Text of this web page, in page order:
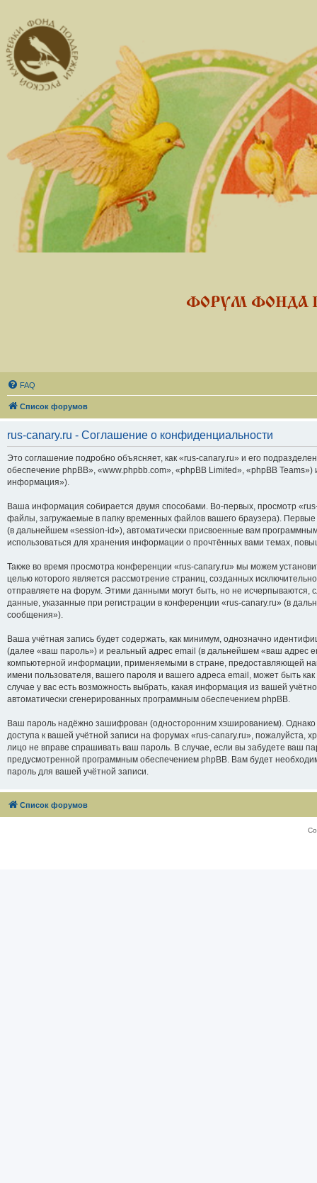
ФОРУМ ФОНДА
FAQ
Список форумов
rus-canary.ru - Соглашение о конфиденциальности
Это соглашение подробно объясняет, как «rus-canary.ru» и его
обеспечение phpBB», «www.phpbb.com», «phpBB Limited», «phpBB
информация»).
Ваша информация собирается двумя способами. Во-первых, просмотр
файлы, загружаемые в папку временных файлов вашего браузера).
(в дальнейшем «session-id»), автоматически присвоенные вам
использоваться для хранения информации о прочтённых вами темах,
Также во время просмотра конференции «rus-canary.ru» мы можем
целью которого является рассмотрение страниц, созданных
отправляете на форум. Этими данными могут быть, но не
данные, указанные при регистрации в конференции «rus-canary.ru» (в
сообщения»).
Ваша учётная запись будет содержать, как минимум, однозначно
(далее «ваш пароль») и реальный адрес email (в дальнейшем «ваш адрес
компьютерной информации, применяемыми в стране, предоставляющей
имени пользователя, вашего пароля и вашего адреса email, может быть
случае у вас есть возможность выбрать, какая информация из вашей
автоматически сгенерированных программным обеспечением phpBB.
Ваш пароль надёжно зашифрован (односторонним хэшированием). Однако
доступа к вашей учётной записи на форумах «rus-canary.ru», пожалуйста,
лицо не вправе спрашивать ваш пароль. В случае, если вы забудете ваш
предусмотренной программным обеспечением phpBB. Вам будет
пароль для вашей учётной записи.
Список форумов